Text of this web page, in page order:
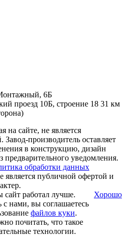
6Б
проезд 10Б, строение 18 31 км
на сайте, не является
производитель оставляет
в конструкцию, дизайн
уведомления.
обработки данных
публичной офертой и
сайт работал лучше.
с нами, вы соглашаетесь
файлов куки.
почитать, что такое
технологии.
Хорошо